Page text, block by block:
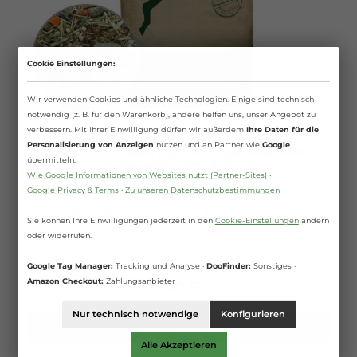
Eohippos - Green Light 4.0 - getreide- und
melassefreies Pferdemüsli mit hohen Ansprüchen an die
Fütterung. Die einzigartige Rezeptur mit nur ca. 2,5 % Stärke
Müsli für eine artgerechte Pferdefütterung mit hohem
Strukturanteil.Green Light 4.0 hat eine einmalige Rezeptur mit
Struktur. Durch eine optimale Erntezeit der verschiedenen Gräser
und die schonende Trocknung bleiben alle natürlichen Vitamine
und Mineralien als auch die Faserstruktur erhalten. Der hohe
Raufutteranteil fördert die Kautätigkeit und Einspeichelung des
Futters und unterstützt somit eine gesunde Darmflora. Sorgfältig
41,99 €*
In den Warenkorb
Cookie Einstellungen:
Wir verwenden Cookies und ähnliche Technologien. Einige sind technisch
notwendig (z. B. für den Warenkorb), andere helfen uns, unser Angebot zu
verbessern. Mit Ihrer Einwilligung dürfen wir außerdem Ihre Daten für die
Personalisierung von Anzeigen nutzen und an Partner wie Google
übermitteln.
Wie Google Informationen von Websites nutzt (Partner-Sites)·
Google Privacy & Terms· Zu unseren Datenschutzbestimmungen
Sie können Ihre Einwilligungen jederzeit in den Cookie-Einstellungenändern
oder widerrufen.
Google Tag Manager: Tracking und Analyse · DooFinder: Sonstiges ·
Amazon Checkout: Zahlungsanbieter
Nur technisch notwendige Konfigurieren
Alle Akzeptieren